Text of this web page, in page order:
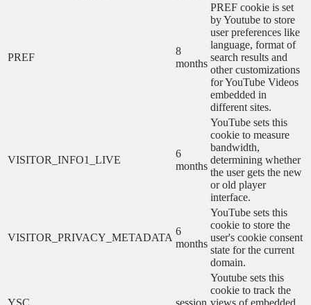
PREF
8
months
PREF cookie is set
by Youtube to store
user preferences like
language, format of
search results and
other customizations
for YouTube Videos
embedded in
different sites.
VISITOR_INFO1_LIVE
6
months
YouTube sets this
cookie to measure
bandwidth,
determining whether
the user gets the new
or old player
interface.
VISITOR_PRIVACY_METADATA
6
months
YouTube sets this
cookie to store the
user's cookie consent
state for the current
domain.
YSC session
Youtube sets this
cookie to track the
views of embedded